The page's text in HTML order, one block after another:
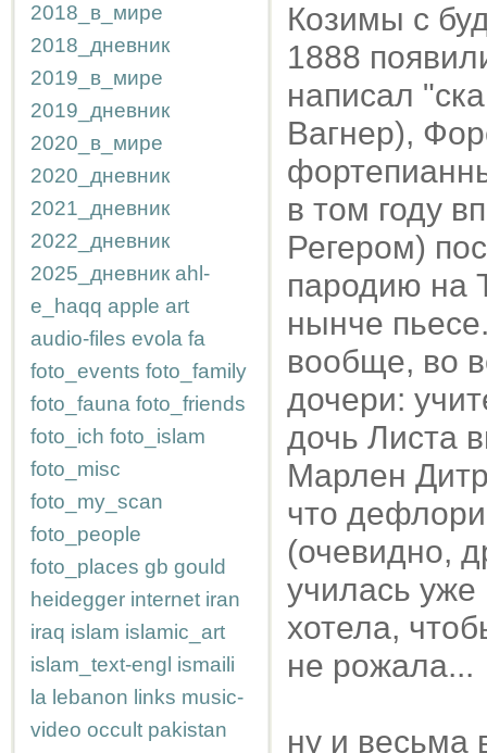
2018_в_мире
2018_дневник
2019_в_мире
2019_дневник
2020_в_мире
2020_дневник
2021_дневник
2022_дневник
2025_дневник ahl-
e_haqq apple art
audio-files evola fa
foto_events foto_family
foto_fauna foto_friends
foto_ich foto_islam
foto_misc
foto_my_scan
foto_people
foto_places gb gould
heidegger internet iran
iraq islam islamic_art
islam_text-engl ismaili
la lebanon links music-
video occult pakistan
Козимы с
1888
написал
Вагнер),
в том году
Регером)
пародию на
нынче
вообще, во
дочери:
дочь Листа
Марлен
что
(очевидно,
училась
хотела,
не рожала...
ну и весьма